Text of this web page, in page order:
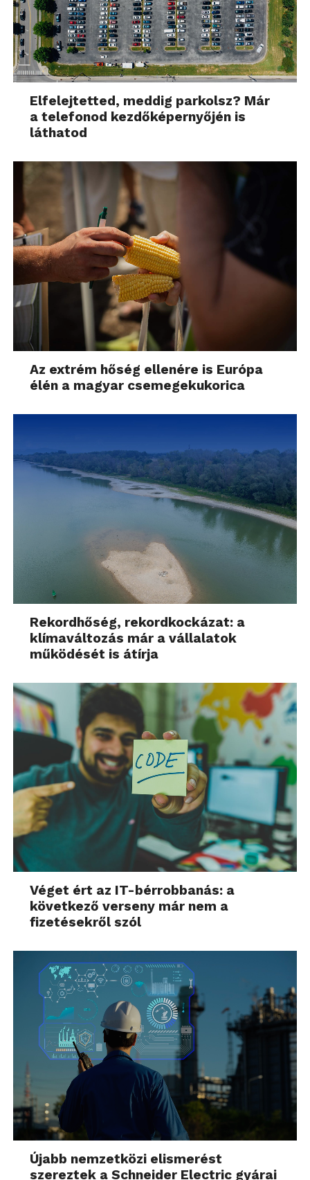
Elfelejtetted, meddig parkolsz? Már
a telefonod kezdőképernyőjén is
láthatod
Az extrém hőség ellenére is Európa
élén a magyar csemegekukorica
Rekordhőség, rekordkockázat: a
klímaváltozás már a vállalatok
működését is átírja
Véget ért az IT-bérrobbanás: a
következő verseny már nem a
fizetésekről szól
Újabb nemzetközi elismerést
szereztek a Schneider Electric gyárai